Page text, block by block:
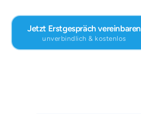
Jetzt Erstgespräch vereinbaren
unverbindlich & kostenlos